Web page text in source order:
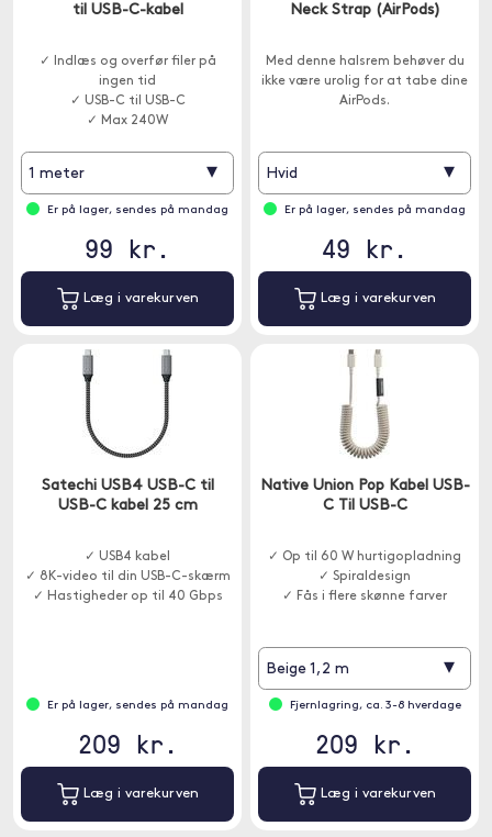
til USB-C-kabel
✓ Indlæs og overfør filer på
ingen tid
✓ USB-C til USB-C
✓ Max 240W
1 meter ▾
Er på lager, sendes på mandag
99 kr.
Læg i varekurven
Neck Strap (AirPods)
Med denne halsrem behøver du
ikke være urolig for at tabe dine
AirPods.
Hvid ▾
Er på lager, sendes på mandag
49 kr.
Læg i varekurven
Satechi USB4 USB-C til
USB-C kabel 25 cm
✓ USB4 kabel
✓ 8K-video til din USB-C-skærm
✓ Hastigheder op til 40 Gbps
Er på lager, sendes på mandag
209 kr.
Læg i varekurven
Native Union Pop Kabel USB-
C Til USB-C
✓ Op til 60 W hurtigopladning
✓ Spiraldesign
✓ Fås i flere skønne farver
Beige 1,2 m ▾
Fjernlagring, ca. 3-8 hverdage
209 kr.
Læg i varekurven